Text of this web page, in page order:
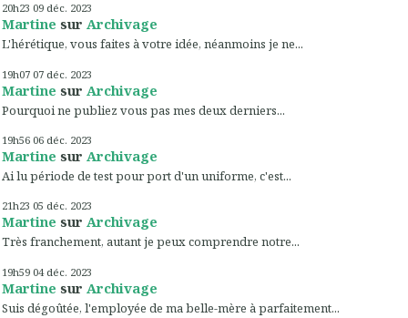
20h23 09 déc. 2023
Martine sur Archivage
L'hérétique, vous faites à votre idée, néanmoins je ne...
19h07 07 déc. 2023
Martine sur Archivage
Pourquoi ne publiez vous pas mes deux derniers...
19h56 06 déc. 2023
Martine sur Archivage
Ai lu période de test pour port d'un uniforme, c'est...
21h23 05 déc. 2023
Martine sur Archivage
Très franchement, autant je peux comprendre notre...
19h59 04 déc. 2023
Martine sur Archivage
Suis dégoûtée, l'employée de ma belle-mère à parfaitement...